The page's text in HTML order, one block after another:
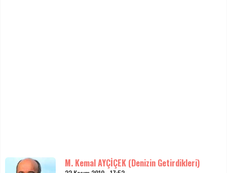
M. Kemal AYÇİÇEK (Denizin Getirdikleri)